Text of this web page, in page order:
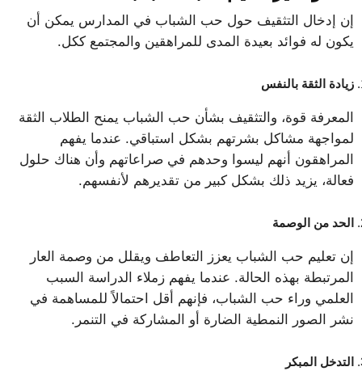
إن إدخال التثقيف حول حب الشباب في المدارس يمكن أن
يكون له فوائد بعيدة المدى للمراهقين والمجتمع ككل.
زيادة الثقة بالنفس
المعرفة قوة، والتثقيف بشأن حب الشباب يمنح الطلاب الثقة
لمواجهة مشاكل بشرتهم بشكل استباقي. عندما يفهم
المراهقون أنهم ليسوا وحدهم في صراعاتهم وأن هناك حلول
فعالة، يزيد ذلك بشكل كبير من تقديرهم لأنفسهم.
الحد من الوصمة
إن تعليم حب الشباب يعزز التعاطف ويقلل من وصمة العار
المرتبطة بهذه الحالة. عندما يفهم زملاء الدراسة السبب
العلمي وراء حب الشباب، فإنهم أقل احتمالاً للمساهمة في
نشر الصور النمطية الضارة أو المشاركة في التنمر.
التدخل المبكر